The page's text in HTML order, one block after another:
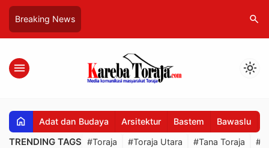
Breaking News search
menu light_mode
home Adat dan Budaya Arsitektur Bastem Bawaslu
TRENDING TAGS #Toraja #Toraja Utara #Tana Toraja